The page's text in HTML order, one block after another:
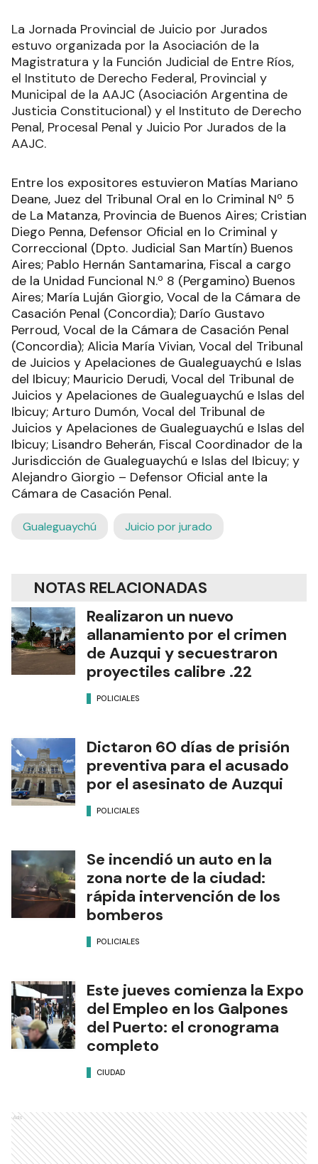
La Jornada Provincial de Juicio por Jurados
estuvo organizada por la Asociación de la
Magistratura y la Función Judicial de Entre Ríos,
el Instituto de Derecho Federal, Provincial y
Municipal de la AAJC (Asociación Argentina de
Justicia Constitucional) y el Instituto de Derecho
Penal, Procesal Penal y Juicio Por Jurados de la
AAJC.
Entre los expositores estuvieron Matías Mariano
Deane, Juez del Tribunal Oral en lo Criminal Nº 5
de La Matanza, Provincia de Buenos Aires; Cristian
Diego Penna, Defensor Oficial en lo Criminal y
Correccional (Dpto. Judicial San Martín) Buenos
Aires; Pablo Hernán Santamarina, Fiscal a cargo
de la Unidad Funcional N.º 8 (Pergamino) Buenos
Aires; María Luján Giorgio, Vocal de la Cámara de
Casación Penal (Concordia); Darío Gustavo
Perroud, Vocal de la Cámara de Casación Penal
(Concordia); Alicia María Vivian, Vocal del Tribunal
de Juicios y Apelaciones de Gualeguaychú e Islas
del Ibicuy; Mauricio Derudi, Vocal del Tribunal de
Juicios y Apelaciones de Gualeguaychú e Islas del
Ibicuy; Arturo Dumón, Vocal del Tribunal de
Juicios y Apelaciones de Gualeguaychú e Islas del
Ibicuy; Lisandro Beherán, Fiscal Coordinador de la
Jurisdicción de Gualeguaychú e Islas del Ibicuy; y
Alejandro Giorgio – Defensor Oficial ante la
Cámara de Casación Penal.
Gualeguaychú Juicio por jurado
NOTAS RELACIONADAS
Realizaron un nuevo
allanamiento por el crimen
de Auzqui y secuestraron
proyectiles calibre .22
POLICIALES
Dictaron 60 días de prisión
preventiva para el acusado
por el asesinato de Auzqui
POLICIALES
Se incendió un auto en la
zona norte de la ciudad:
rápida intervención de los
bomberos
POLICIALES
Este jueves comienza la Expo
del Empleo en los Galpones
del Puerto: el cronograma
completo
CIUDAD
Ads